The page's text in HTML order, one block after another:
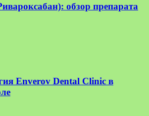
обзор препарата
Enverov Dental Clinic в